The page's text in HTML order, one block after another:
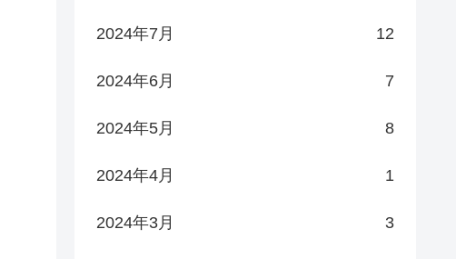
2024年7月 12
2024年6月 7
2024年5月 8
2024年4月 1
2024年3月 3